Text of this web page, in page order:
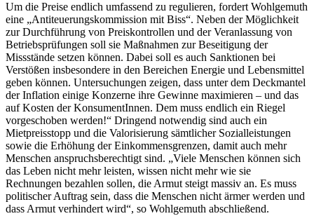
Um die Preise endlich umfassend zu regulieren, fordert Wohlgemuth
eine „Antiteuerungskommission mit Biss“. Neben der Möglichkeit
zur Durchführung von Preiskontrollen und der Veranlassung von
Betriebsprüfungen soll sie Maßnahmen zur Beseitigung der
Missstände setzen können. Dabei soll es auch Sanktionen bei
Verstößen insbesondere in den Bereichen Energie und Lebensmittel
geben können. Untersuchungen zeigen, dass unter dem Deckmantel
der Inflation einige Konzerne ihre Gewinne maximieren – und das
auf Kosten der KonsumentInnen. Dem muss endlich ein Riegel
vorgeschoben werden!“ Dringend notwendig sind auch ein
Mietpreisstopp und die Valorisierung sämtlicher Sozialleistungen
sowie die Erhöhung der Einkommensgrenzen, damit auch mehr
Menschen anspruchsberechtigt sind. „Viele Menschen können sich
das Leben nicht mehr leisten, wissen nicht mehr wie sie
Rechnungen bezahlen sollen, die Armut steigt massiv an. Es muss
politischer Auftrag sein, dass die Menschen nicht ärmer werden und
dass Armut verhindert wird“, so Wohlgemuth abschließend.